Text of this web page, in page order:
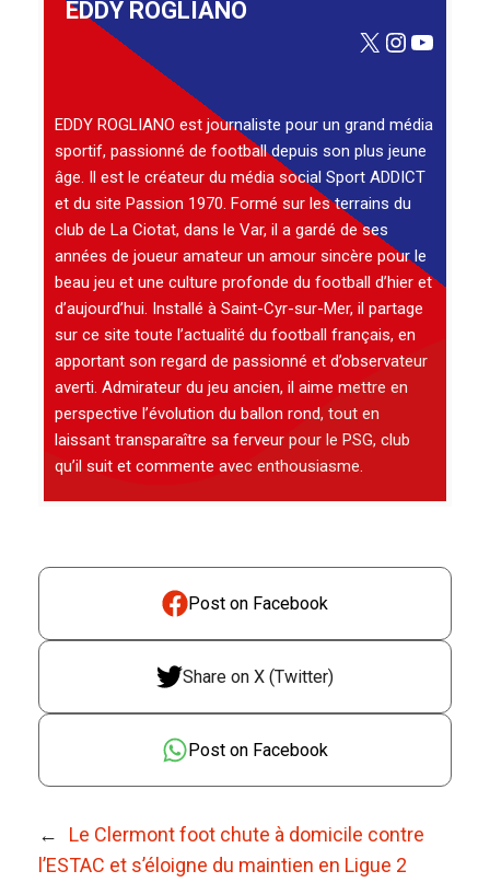
EDDY ROGLIANO
X
EDDY ROGLIANO est journaliste pour un grand média
sportif, passionné de football depuis son plus jeune
âge. Il est le créateur du média social Sport ADDICT
et du site Passion 1970. Formé sur les terrains du
club de La Ciotat, dans le Var, il a gardé de ses
années de joueur amateur un amour sincère pour le
beau jeu et une culture profonde du football d’hier et
d’aujourd’hui. Installé à Saint-Cyr-sur-Mer, il partage
sur ce site toute l’actualité du football français, en
apportant son regard de passionné et d’observateur
averti. Admirateur du jeu ancien, il aime mettre en
perspective l’évolution du ballon rond, tout en
laissant transparaître sa ferveur pour le PSG, club
qu’il suit et commente avec enthousiasme.
Post on Facebook
Share on X (Twitter)
Post on Facebook
←
Le Clermont foot chute à domicile contre
l’ESTAC et s’éloigne du maintien en Ligue 2